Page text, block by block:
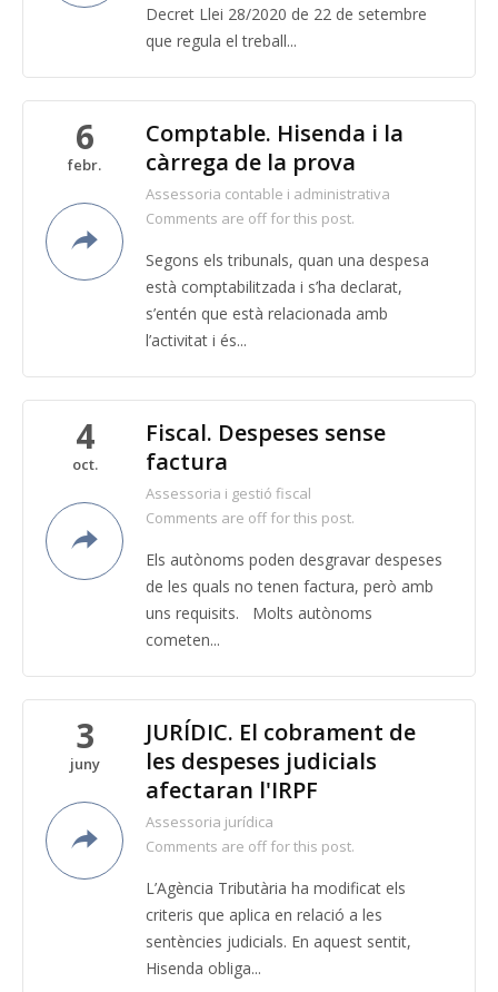
Decret Llei 28/2020 de 22 de setembre
que regula el treball...
6
febr.
Comptable. Hisenda i la
càrrega de la prova
Assessoria contable i administrativa
Comments are off for this post.
Segons els tribunals, quan una despesa
està comptabilitzada i s’ha declarat,
s’entén que està relacionada amb
l’activitat i és...
4
oct.
Fiscal. Despeses sense
factura
Assessoria i gestió fiscal
Comments are off for this post.
Els autònoms poden desgravar despeses
de les quals no tenen factura, però amb
uns requisits. Molts autònoms
cometen...
3
juny
JURÍDIC. El cobrament de
les despeses judicials
afectaran l'IRPF
Assessoria jurídica
Comments are off for this post.
L’Agència Tributària ha modificat els
criteris que aplica en relació a les
sentències judicials. En aquest sentit,
Hisenda obliga...